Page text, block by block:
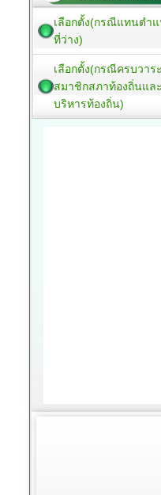
เลือกตั้ง(กรณีแทนตำ
ที่ว่าง)
เลือกตั้ง(กรณีครบวาร
สมาชิกสภาท้องถิ่นแล
บริหารท้องถิ่น)